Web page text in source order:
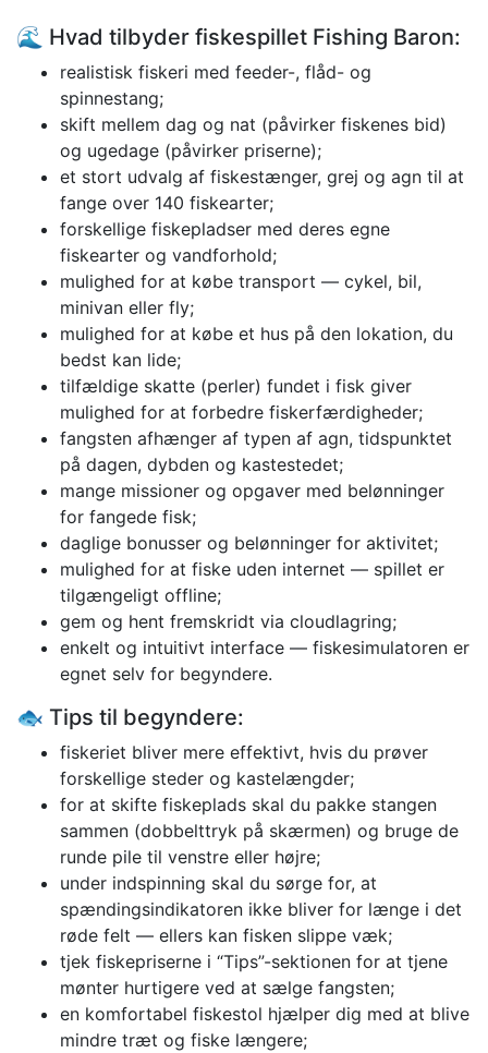
🌊 Hvad tilbyder fiskespillet Fishing Baron:
realistisk fiskeri med feeder-, flåd- og
spinnestang;
skift mellem dag og nat (påvirker fiskenes bid)
og ugedage (påvirker priserne);
et stort udvalg af fiskestænger, grej og agn til at
fange over 140 fiskearter;
forskellige fiskepladser med deres egne
fiskearter og vandforhold;
mulighed for at købe transport — cykel, bil,
minivan eller fly;
mulighed for at købe et hus på den lokation, du
bedst kan lide;
tilfældige skatte (perler) fundet i fisk giver
mulighed for at forbedre fiskerfærdigheder;
fangsten afhænger af typen af agn, tidspunktet
på dagen, dybden og kastestedet;
mange missioner og opgaver med belønninger
for fangede fisk;
daglige bonusser og belønninger for aktivitet;
mulighed for at fiske uden internet — spillet er
tilgængeligt offline;
gem og hent fremskridt via cloudlagring;
enkelt og intuitivt interface — fiskesimulatoren er
egnet selv for begyndere.
🐟 Tips til begyndere:
fiskeriet bliver mere effektivt, hvis du prøver
forskellige steder og kastelængder;
for at skifte fiskeplads skal du pakke stangen
sammen (dobbelttryk på skærmen) og bruge de
runde pile til venstre eller højre;
under indspinning skal du sørge for, at
spændingsindikatoren ikke bliver for længe i det
røde felt — ellers kan fisken slippe væk;
tjek fiskepriserne i “Tips”-sektionen for at tjene
mønter hurtigere ved at sælge fangsten;
en komfortabel fiskestol hjælper dig med at blive
mindre træt og fiske længere;